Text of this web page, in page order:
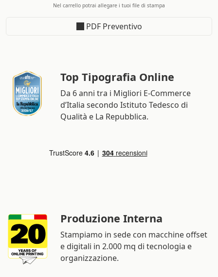
Nel carrello potrai allegare i tuoi file di stampa
PDF Preventivo
Top Tipografia Online
Da 6 anni tra i Migliori E-Commerce
d’Italia secondo Istituto Tedesco di
Qualità e La Repubblica.
Produzione Interna
Stampiamo in sede con macchine offset
e digitali in 2.000 mq di tecnologia e
organizzazione.